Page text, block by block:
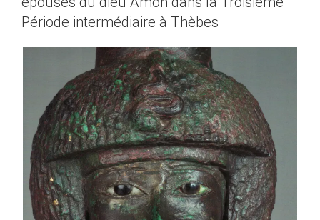
du
Louvre* »
Période intermédiaire à Thèbes